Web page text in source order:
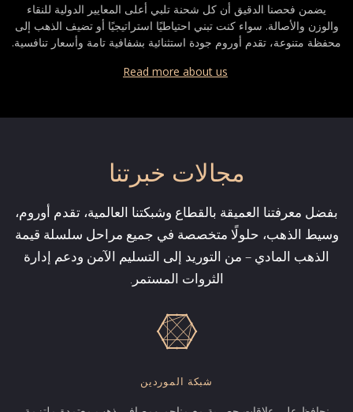
يضمن فحصنا الدقيق أن كل شحنة تلبي أعلى المعايير الدولية للنقاء
والوزن والأصالة. سواء كنت تبني احتياطيًا استراتيجيًا أو تضيف الذهب إلى
محفظة متنوعة، تقدم أوروم جودة استثنائية بشفافية تامة وأسعار تنافسية.
Read more about us
مجالات خبرتنا
بفضل معرفتنا العميقة بالقطاع وشبكتنا العالمية، تقدم أوروم،
وسيط الذهب، حلولًا متخصصة في جميع مراحل سلسلة قيمة
الذهب المادي – من التوريد إلى التسليم الآمن ودعم إدارة
الثروات المستمر.
شبكة الموردين